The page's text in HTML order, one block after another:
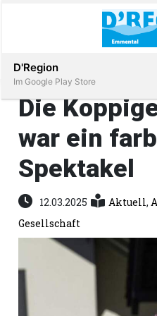
Immobilien
Veranstaltungen
Stellen
Paper
Die
war ein
Spektakel
12.03.2025 Aktuell,
Gesellschaft
D'Region
Im Google Play Store